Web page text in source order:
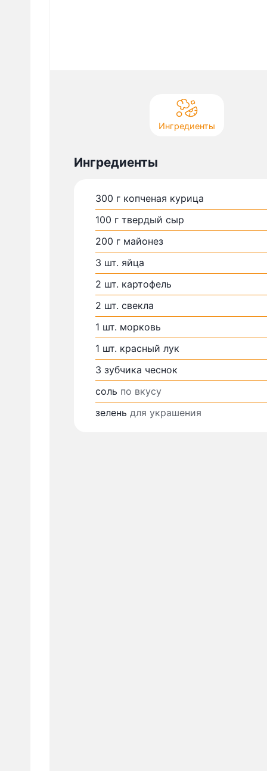
Ингредиенты
Ингредиенты
300 г копченая курица
100 г твердый сыр
200 г майонез
3 шт. яйца
2 шт. картофель
2 шт. свекла
1 шт. морковь
1 шт. красный лук
3 зубчика чеснок
соль по вкусу
зелень для украшения